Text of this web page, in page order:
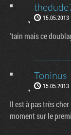
15.05.2013
'tain mais ce
Toninus
15.05.2013
Il est à pas très
moment sur le